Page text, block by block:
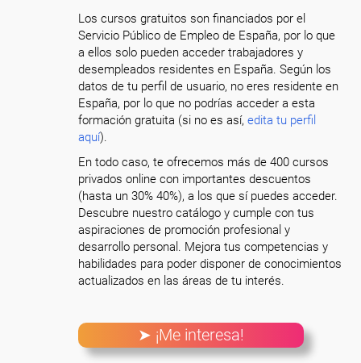
Los cursos gratuitos son financiados por el
Servicio Público de Empleo de España, por lo que
a ellos solo pueden acceder trabajadores y
desempleados residentes en España. Según los
datos de tu perfil de usuario, no eres residente en
España, por lo que no podrías acceder a esta
formación gratuita (si no es así,edita tu perfil
aquí).
En todo caso, te ofrecemos más de 400 cursos
privados online con importantes descuentos
(hasta un 30% 40%), a los que sí puedes acceder.
Descubre nuestro catálogo y cumple con tus
aspiraciones de promoción profesional y
desarrollo personal. Mejora tus competencias y
habilidades para poder disponer de conocimientos
actualizados en las áreas de tu interés.
➤ ¡Me interesa!